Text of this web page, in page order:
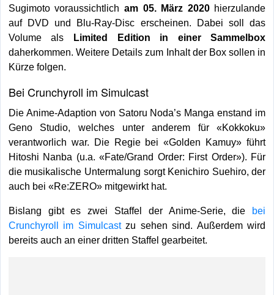
Sugimoto voraussichtlich am 05. März 2020hierzulande
auf DVD und Blu-Ray-Disc erscheinen. Dabei soll das
Volume als Limited Edition in einer Sammelbox
daherkommen. Weitere Details zum Inhalt der Box sollen in
Kürze folgen.
Bei Crunchyroll im Simulcast
Die Anime-Adaption von Satoru Noda’s Manga enstand im
Geno Studio, welches unter anderem für «Kokkoku»
verantworlich war. Die Regie bei «Golden Kamuy» führt
Hitoshi Nanba (u.a. «Fate/Grand Order: First Order»). Für
die musikalische Untermalung sorgt Kenichiro Suehiro, der
auch bei «Re:ZERO» mitgewirkt hat.
Bislang gibt es zwei Staffel der Anime-Serie, die bei
Crunchyroll im Simulcastzu sehen sind. Außerdem wird
bereits auch an einer dritten Staffel gearbeitet.